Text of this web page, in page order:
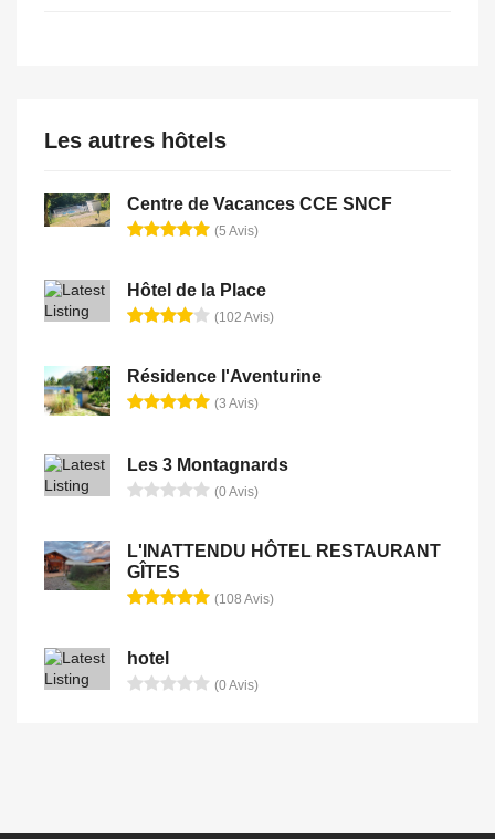
Les autres hôtels
Centre de Vacances CCE SNCF
(5 Avis)
Hôtel de la Place
(102 Avis)
Résidence l'Aventurine
(3 Avis)
Les 3 Montagnards
(0 Avis)
L'INATTENDU HÔTEL RESTAURANT
GÎTES
(108 Avis)
hotel
(0 Avis)